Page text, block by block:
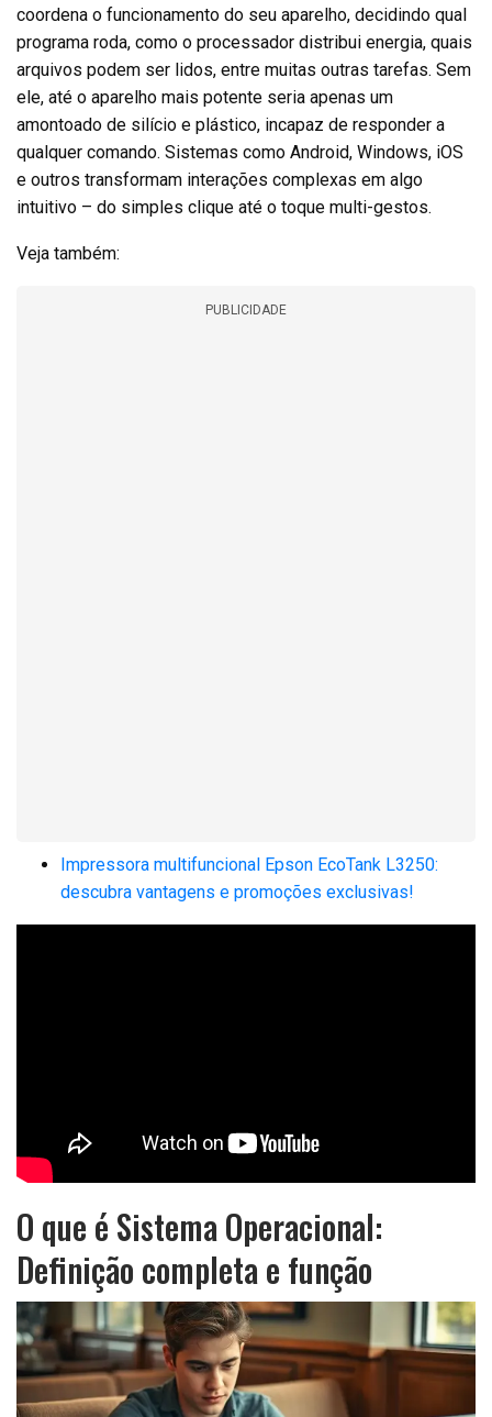
coordena o funcionamento do seu aparelho, decidindo qual
programa roda, como o processador distribui energia, quais
arquivos podem ser lidos, entre muitas outras tarefas. Sem
ele, até o aparelho mais potente seria apenas um
amontoado de silício e plástico, incapaz de responder a
qualquer comando. Sistemas como Android, Windows, iOS
e outros transformam interações complexas em algo
intuitivo – do simples clique até o toque multi-gestos.
Veja também:
PUBLICIDADE
Impressora multifuncional Epson EcoTank L3250:
descubra vantagens e promoções exclusivas!
O que é Sistema Operacional:
Definição completa e função